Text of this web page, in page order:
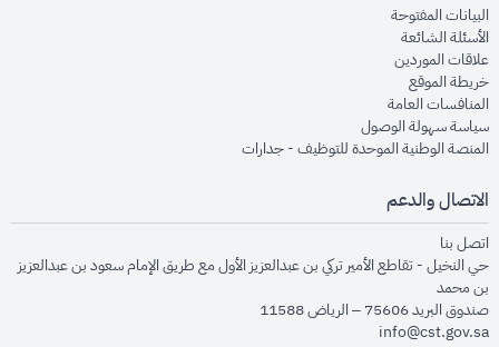
البيانات المفتوحةopens in new window
الأسئلة الشائعةopens in new window
علاقات الموردينopens in new window
خريطة الموقعopens in new window
المنافسات العامةopens in new window
سياسة سهولة الوصولopens in new window
المنصة الوطنية الموحدة للتوظيف - جداراتopens in new window
الاتصال والدعم
اتصل بنا
حي النخيل - تقاطع الأمير تركي بن عبدالعزيز الأول مع طريق الإمام سعود بن عبدالعزيز
بن محمد
صندوق البريد 75606 – الرياض 11588
info@cst.gov.sa